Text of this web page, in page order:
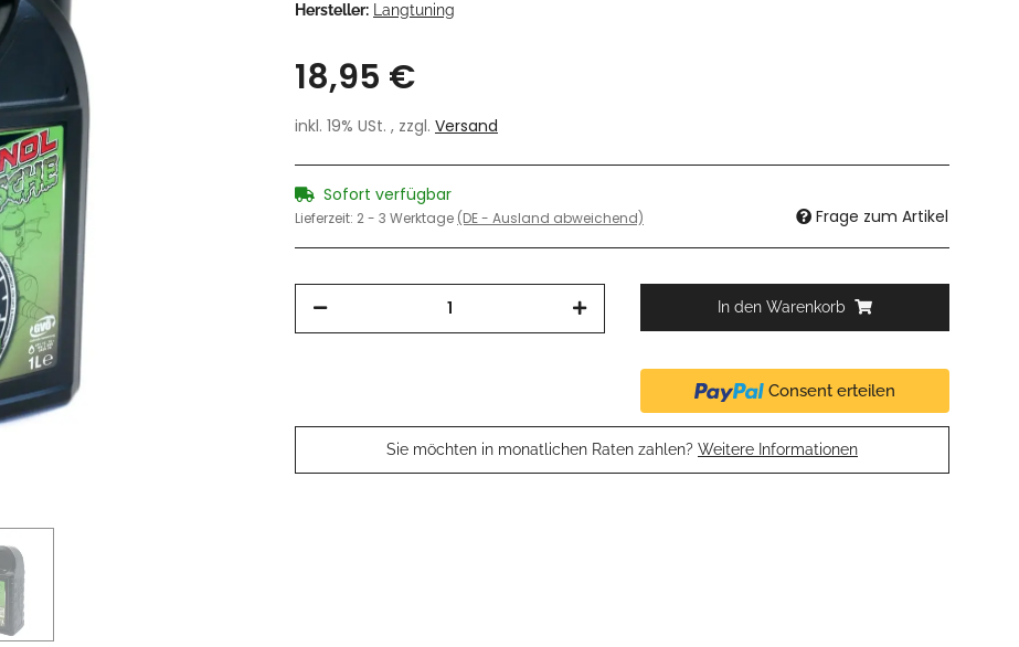
Hersteller:
Langtuning
18,95 €
inkl. 19% USt. , zzgl. Versand
Sofort verfügbar
Lieferzeit: 2 - 3 Werktage (DE - Ausland abweichend) Frage zum Artikel
In den Warenkorb
Consent erteilen
Sie möchten in monatlichen Raten zahlen? Weitere Informationen